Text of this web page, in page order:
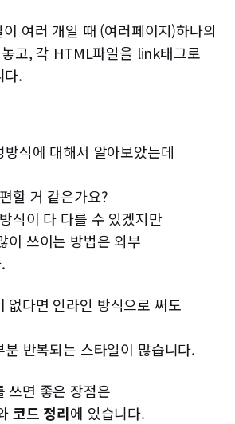
여러 개일 때 (여러페이지)하나의
놓고, 각 HTML파일을 link태그로
다.
방식에 대해서 알아보았는데
할 거 같은가요?
식이 다 다를 수 있겠지만
이 쓰이는 방법은 외부
없다면 인라인 방식으로 써도
분 반복되는 스타일이 많습니다.
쓰면 좋은 장점은
코드 정리에 있습니다.